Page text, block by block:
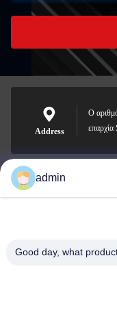
Address
Ο
επαρχία
admin
Good day, what